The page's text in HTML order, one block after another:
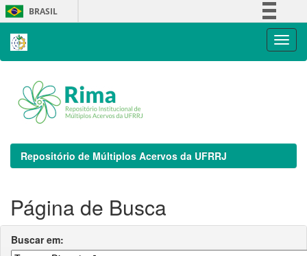
Skip
navigation
BRASIL
Repositório de Múltiplos Acervos da UFRRJ
Página de Busca
Buscar em: